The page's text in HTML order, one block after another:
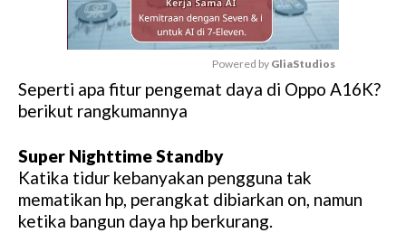
M
Powered by GliaStudios
Seperti apa fitur pengemat daya di Oppo A16K?
berikut rangkumannya
Super Nighttime Standby
Katika tidur kebanyakan pengguna tak
mematikan hp, perangkat dibiarkan on, namun
ketika bangun daya hp berkurang.